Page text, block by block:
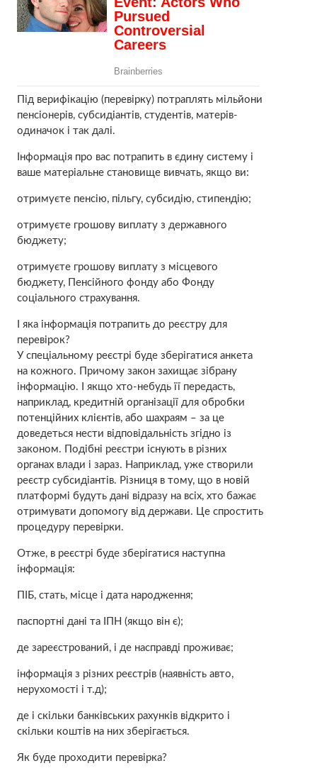
Під верифікацію (перевірку) потраплять мільйони
пенсіонерів, субсидіантів, студентів, матерів-
одиначок і так далі.
Інформація про вас потрапить в єдину систему і
ваше матеріальне становище вивчать, якщо ви:
отримуєте пенсію, пільгу, субсидію, стипендію;
отримуєте грошову виплату з державного
бюджету;
отримуєте грошову виплату з місцевого
бюджету, Пенсійного фонду або Фонду
соціального страхування.
І яка інформація потрапить до реєстру для
перевірок?
У спеціальному реєстрі буде зберігатися анкета
на кожного. Причому закон захищає зібрану
інформацію. І якщо хто-небудь її передасть,
наприклад, кредитній організації для обробки
потенційних клієнтів, або шахраям – за це
доведеться нести відповідальність згідно із
законом. Подібні реєстри існують в різних
органах влади і зараз. Наприклад, уже створили
реєстр субсидіантів. Різниця в тому, що в новій
платформі будуть дані відразу на всіх, хто бажає
отримувати допомогу від держави. Це спростить
процедуру перевірки.
Отже, в реєстрі буде зберігатися наступна
інформація:
ПІБ, стать, місце і дата народження;
паспортні дані та ІПН (якщо він є);
де зареєстрований, і де насправді проживає;
інформація з різних реєстрів (наявність авто,
нерухомості і т.д);
де і скільки банківських рахунків відкрито і
скільки коштів на них зберігається.
Як буде проходити перевірка?